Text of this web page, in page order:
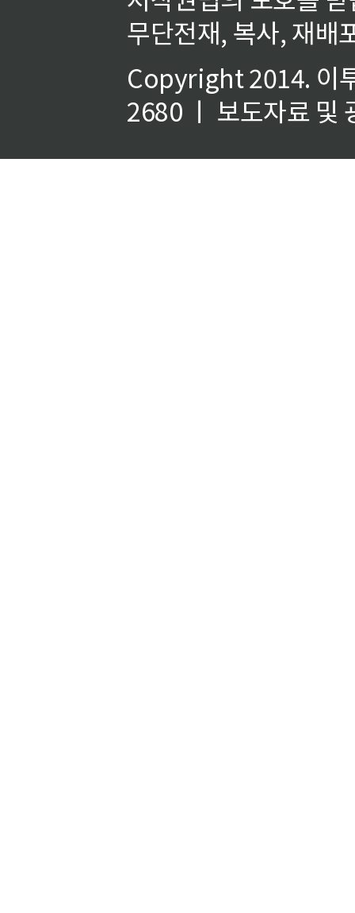
무단전재, 복사, 재배
Copyright 2014. 이
2680 ㅣ 보도자료